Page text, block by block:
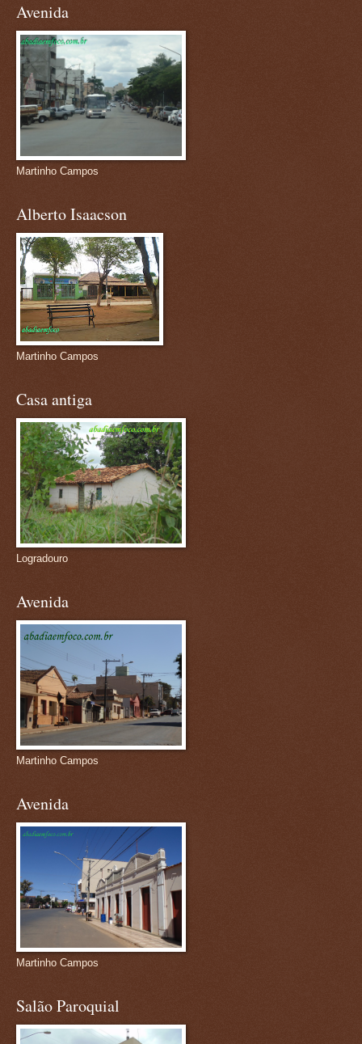
Avenida
Martinho Campos
Alberto Isaacson
Martinho Campos
Casa antiga
Logradouro
Avenida
Martinho Campos
Avenida
Martinho Campos
Salão Paroquial